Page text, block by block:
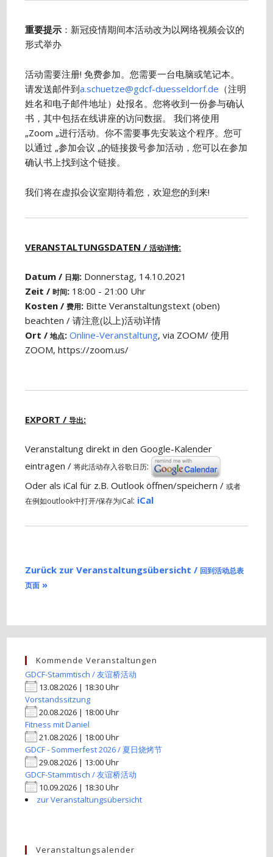
重要提示 ：新冠疫情期间本活动改为以网络视频会议的
形式举办
活动需要注册! 免费参加。您需要一台电脑或笔记本。
请发送邮件到a.schuetze@gdcf-duesseldorf.de （注明
姓名和电子邮件地址）处报名。您将收到一份参与确认
书，其中包括在线讲座的访问数据。 我们将使用
„Zoom „进行活动。你不需要事先安装这个程序。您可
以通过 „参加会议 „的链接拨号参加活动，您可以在参加
确认书上找到这个链接。
我们将在虚拟会议室期待着您，欢迎您的到来!
VERANSTALTUNGSDATEN /活动详情:
Datum / 日期: Donnerstag, 14.10.2021
Zeit /时间: 18:00 - 21:00 Uhr
Kosten /费用: Bitte Veranstaltungstext (oben)
beachten / 请注意(以上)活动详情
Ort /地点: Online-Veranstaltung, via ZOOM/ 使用
ZOOM, https://zoom.us/
EXPORT /导出:
Veranstaltung direkt in den Google-Kalender
eintragen /将此活动存入谷歌日历:
Oder als iCal für z.B. Outlook öffnen/speichern /或者
在例如outlook中打开/保存为iCal: iCal
Zurück zur Veranstaltungsübersicht / 回到活动总表
页面 »
Kommende Veranstaltungen
GDCF-Stammtisch / 友谊桥活动
13.08.2026 | 18:30 Uhr
Vorstandssitzung
20.08.2026 | 18:00 Uhr
Fitness mit Daniel
21.08.2026 | 18:00 Uhr
GDCF - Sommerfest 2026 / 夏日烧烤节
29.08.2026 | 13:00 Uhr
GDCF-Stammtisch / 友谊桥活动
10.09.2026 | 18:30 Uhr
zur Veranstaltungsübersicht
Veranstaltungsalender